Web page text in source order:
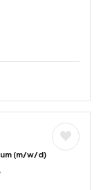
(m/w/d)